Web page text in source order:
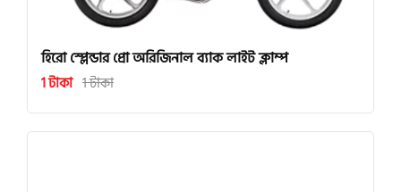
হিরো স্প্লেন্ডার প্রো অরিজিনাল ব্যাক লাইট ক্লাম্প
1 টাকা 1 টাকা